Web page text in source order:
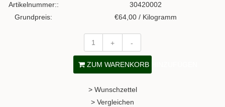
Artikelnummer::
30420002
Grundpreis:
€64,00 / Kilogramm
+ -
ZUM WARENKORB HINZUFÜGEN
> Wunschzettel
> Vergleichen